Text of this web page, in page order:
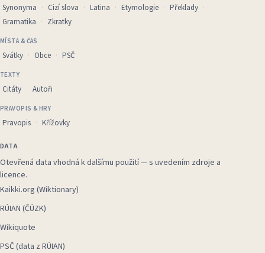
Synonyma Cizí slova Latina Etymologie
Překlady
Gramatika
Zkratky
MÍSTA & ČAS
Svátky Obce PSČ
TEXTY
Citáty Autoři
PRAVOPIS & HRY
Pravopis Křížovky
DATA
Otevřená data vhodná k dalšímu použití — s uvedením zdroje a
licence.
Kaikki.org (Wiktionary)
RÚIAN (ČÚZK)
Wikiquote
PSČ (data z RÚIAN)